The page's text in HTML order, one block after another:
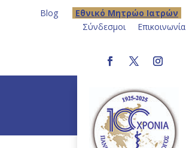
Blog Eθνικό Μητρώο Ιατρών
Σύνδεσμοι
Επικοινωνία